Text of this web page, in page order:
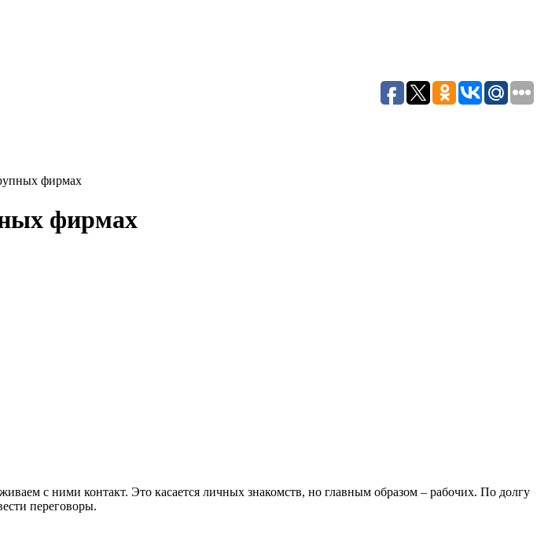
фирмах
фирмах
с ними контакт. Это касается личных знакомств, но главным образом – рабочих. По долгу
переговоры.